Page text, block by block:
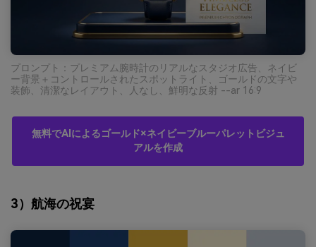
プロンプト：プレミアム腕時計のリアルなスタジオ広告、ネイビ
ー背景＋コントロールされたスポットライト、ゴールドの文字や
装飾、清潔なレイアウト、人なし、鮮明な反射 --ar 16:9
無料でAIによるゴールド×ネイビーブルーパレットビジュ
アルを作成
3）航海の祝宴